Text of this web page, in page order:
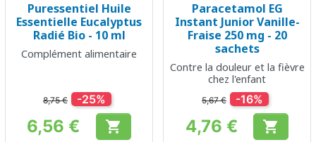
Puressentiel Huile
Essentielle Eucalyptus
Radié Bio - 10 ml
Complément alimentaire
8,75 € -25%
Prix
6,56 € 
Paracetamol EG
Instant Junior Vanille-
Fraise 250 mg - 20
sachets
Contre la douleur et la fièvre
chez l'enfant
5,67 € -16%
Prix
4,76 € 